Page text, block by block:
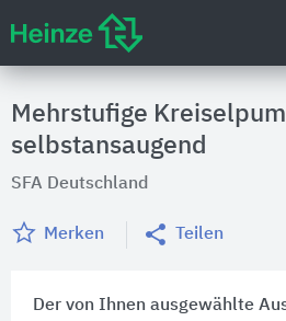
Mehrstufige
selbstansaugend
SFA Deutschland
Merken Teilen
Der von Ihnen ausgewählte